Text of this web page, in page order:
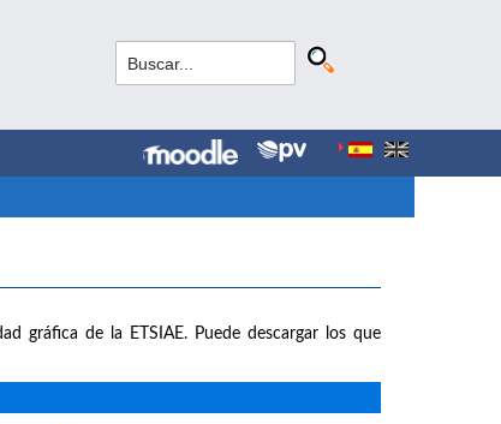
gráfica de la ETSIAE. Puede descargar los que